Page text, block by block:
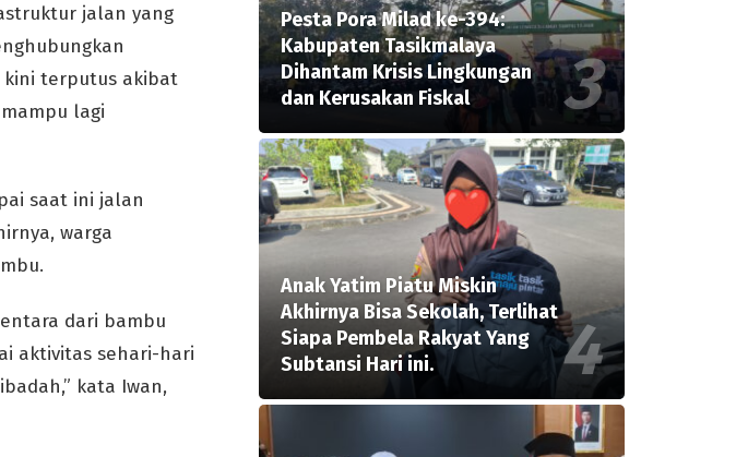
jalan yang
kini terputus akibat
lagi
saat ini jalan
warga
dari bambu
aktivitas sehari-hari
kata Iwan,
Pesta Pora Milad ke-394:
Kabupaten Tasikmalaya
Dihantam Krisis Lingkungan
dan Kerusakan Fiskal
Anak Yatim Piatu Miskin
Akhirnya Bisa Sekolah, Terlihat
Siapa Pembela Rakyat Yang
Subtansi Hari ini.